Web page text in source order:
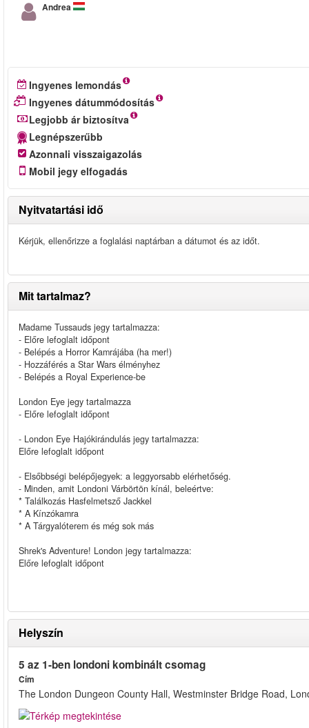
Andrea
Ingyenes lemondás
Ingyenes dátummódosítás
Legjobb ár biztosítva
Legnépszerűbb
Azonnali visszaigazolás
Mobil jegy elfogadás
Nyitvatartási idő
Kérjük, ellenőrizze a foglalási naptárban a dátumot és az időt.
Mit tartalmaz?
Madame Tussauds jegy tartalmazza:
- Előre lefoglalt időpont
- Belépés a Horror Kamrájába (ha mer!)
- Hozzáférés a Star Wars élményhez
- Belépés a Royal Experience-be
London Eye jegy tartalmazza
- Előre lefoglalt időpont
- London Eye Hajókirándulás jegy tartalmazza:
Előre lefoglalt időpont
- Elsőbbségi belépőjegyek: a leggyorsabb elérhetőség.
- Minden, amit Londoni Várbörtön kínál, beleértve:
* Találkozás Hasfelmetsző Jackkel
* A Kínzókamra
* A Tárgyalóterem és még sok más
Shrek's Adventure! London jegy tartalmazza:
Előre lefoglalt időpont
Helyszín
5 az 1-ben londoni kombinált csomag
Cím
The London Dungeon County Hall, Westminster Bridge Road,